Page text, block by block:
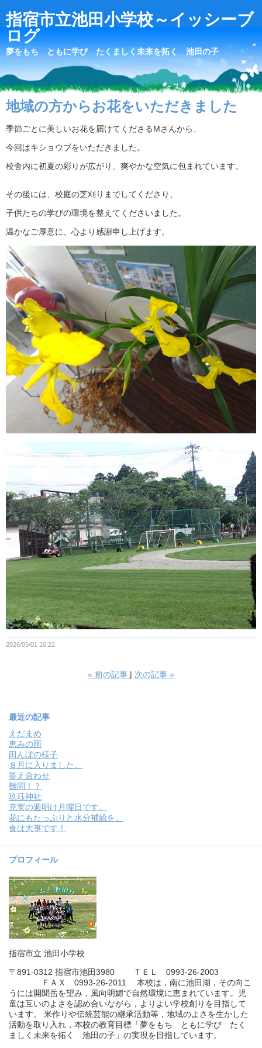
指宿市立池田小学校～イッシーブ
ログ
夢をもち ともに学び たくましく未来を拓く 池田の子
地域の方からお花をいただきました
季節ごとに美しいお花を届けてくださるMさんから、
今回はキショウブをいただきました。
校舎内に初夏の彩りが広がり、爽やかな空気に包まれています。
その後には、校庭の芝刈りまでしてくださり、
子供たちの学びの環境を整えてくださいました。
温かなご厚意に、心より感謝申し上げます。
2026/05/01 16:22
« 前の記事 次の記事 »
最近の記事
えだまめ
恵みの雨
田んぼの様子
８月に入りました。
答え合わせ
難問！？
玖珏神社
充実の週明け月曜日です。
花にもたっぷりと水分補給を。
食は大事です！
プロフィール
指宿市立 池田小学校
〒891-0312 指宿市池田3980 ＴＥＬ 0993-26-2003
ＦＡＸ 0993-26-2011 本校は，南に池田湖，その向こ
うには開聞岳を望み，風向明媚で自然環境に恵まれています。児
童は互いのよさを認め合いながら，よりよい学校創りを目指して
います。 米作りや伝統芸能の継承活動等，地域のよさを生かした
活動を取り入れ，本校の教育目標「夢をもち ともに学び たく
ましく未来を拓く 池田の子」の実現を目指しています。